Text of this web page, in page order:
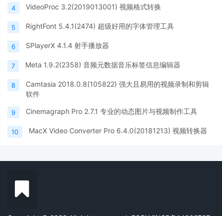
4 VideoProc 3.2(2019013001) 视频格式转换
5 RightFont 5.4.1(2474) 超级好用的字体管理工具
6 SPlayerX 4.1.4 射手播放器
7 Meta 1.9.2(2358) 音频元数据音乐标签信息编辑器
8
Camtasia 2018.0.8(105822) 强大且易用的视频录制和剪辑
软件
9 Cinemagraph Pro 2.7.1 专业的动态图片与视频制作工具
10 MacX Video Converter Pro 6.4.0(20181213) 视频转换器